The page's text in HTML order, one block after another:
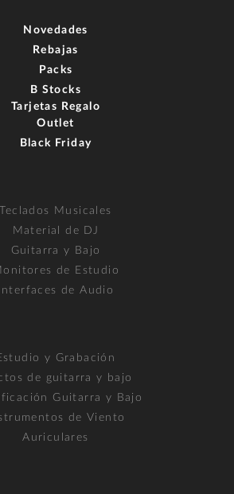
Novedades
Rebajas
Packs
B Stocks
Tarjetas Regalo
Outlet
Black Friday
Teclados Musicales
Material de DJ
Guitarra y Bajo
de Estudio
Interfaces de Audio
y Grabación
de guitarra y bajo
Guitarra y Bajo
de Viento
Auriculares